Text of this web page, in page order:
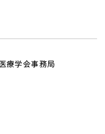
療学会事務局